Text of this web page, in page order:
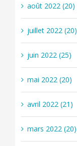
août 2022 (20)
juillet 2022 (20)
juin 2022 (25)
mai 2022 (20)
avril 2022 (21)
mars 2022 (20)